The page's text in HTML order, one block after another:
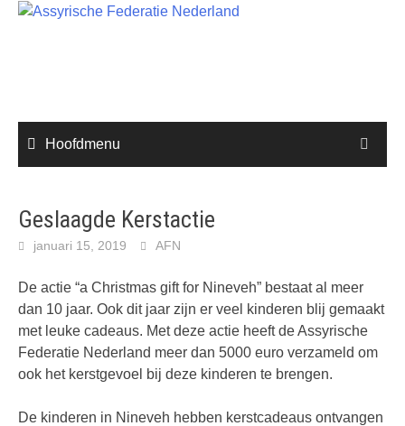
Hoofdmenu
Geslaagde Kerstactie
januari 15, 2019 AFN
De actie “a Christmas gift for Nineveh” bestaat al meer
dan 10 jaar. Ook dit jaar zijn er veel kinderen blij gemaakt
met leuke cadeaus. Met deze actie heeft de Assyrische
Federatie Nederland meer dan 5000 euro verzameld om
ook het kerstgevoel bij deze kinderen te brengen.
De kinderen in Nineveh hebben kerstcadeaus ontvangen